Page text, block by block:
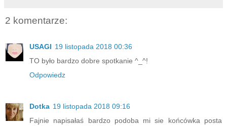
2 komentarze:
USAGI 19 listopada 2018 00:36
TO było bardzo dobre spotkanie ^_^!
Odpowiedz
Dotka 19 listopada 2018 09:16
Fajnie napisałaś bardzo podoba mi sie końcówka posta